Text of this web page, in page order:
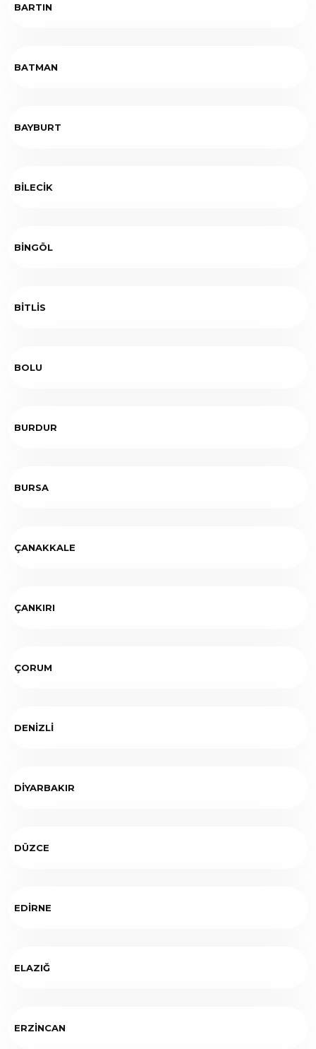
BARTIN
BATMAN
BAYBURT
BİLECİK
BİNGÖL
BİTLİS
BOLU
BURDUR
BURSA
ÇANAKKALE
ÇANKIRI
ÇORUM
DENİZLİ
DİYARBAKIR
DÜZCE
EDİRNE
ELAZIĞ
ERZİNCAN